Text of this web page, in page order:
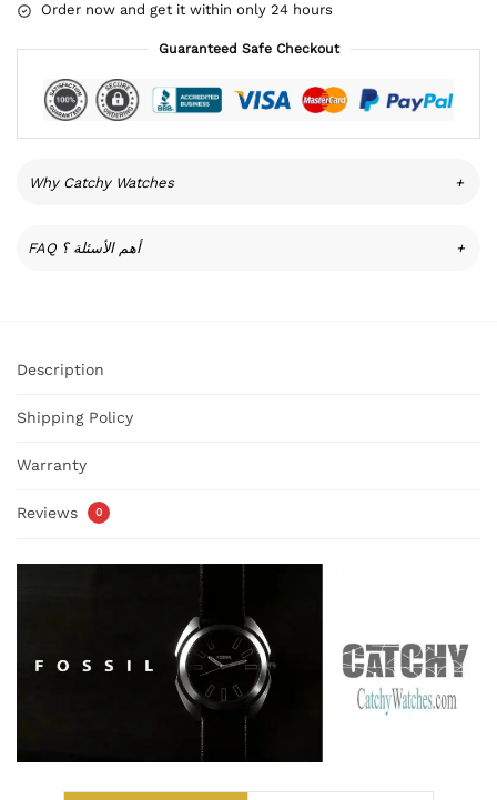
Order now and get it within only 24 hours
Guaranteed Safe Checkout
Why Catchy Watches +
FAQ أهم الأسئلة ؟ +
Description
Shipping Policy
Warranty
Reviews 0